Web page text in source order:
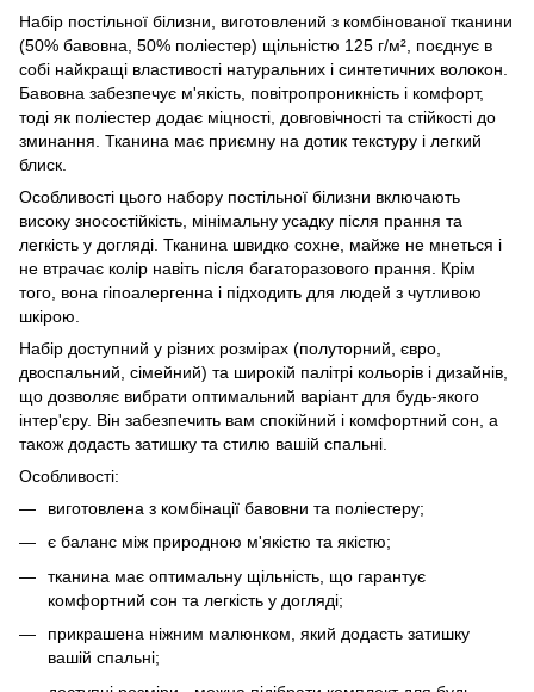
Набір постільної білизни, виготовлений з комбінованої тканини
(50% бавовна, 50% поліестер) щільністю 125 г/м², поєднує в
собі найкращі властивості натуральних і синтетичних волокон.
Бавовна забезпечує м'якість, повітропроникність і комфорт,
тоді як поліестер додає міцності, довговічності та стійкості до
зминання. Тканина має приємну на дотик текстуру і легкий
блиск.
Особливості цього набору постільної білизни включають
високу зносостійкість, мінімальну усадку після прання та
легкість у догляді. Тканина швидко сохне, майже не мнеться і
не втрачає колір навіть після багаторазового прання. Крім
того, вона гіпоалергенна і підходить для людей з чутливою
шкірою.
Набір доступний у різних розмірах (полуторний, євро,
двоспальний, сімейний) та широкій палітрі кольорів і дизайнів,
що дозволяє вибрати оптимальний варіант для будь-якого
інтер'єру. Він забезпечить вам спокійний і комфортний сон, а
також додасть затишку та стилю вашій спальні.
Особливості:
виготовлена з комбінації бавовни та поліестеру;
є баланс між природною м'якістю та якістю;
тканина має оптимальну щільність, що гарантує
комфортний сон та легкість у догляді;
прикрашена ніжним малюнком, який додасть затишку
вашій спальні;